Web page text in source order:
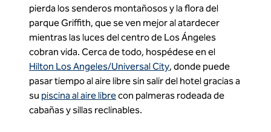
pierda los senderos montañosos y la flora del
parque Griffith, que se ven mejor al atardecer
mientras las luces del centro de Los Ángeles
cobran vida. Cerca de todo, hospédese en el
Hilton Los Angeles/Universal City, donde puede
pasar tiempo al aire libre sin salir del hotel gracias a
su piscina al aire librecon palmeras rodeada de
cabañas y sillas reclinables.